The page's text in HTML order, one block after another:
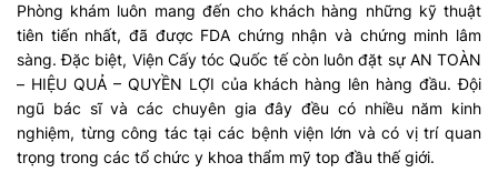
Phòng khám luôn mang đến cho khách hàng những kỹ thuật
tiên tiến nhất, đã được FDA chứng nhận và chứng minh lâm
sàng. Đặc biệt, Viện Cấy tóc Quốc tế còn luôn đặt sự AN TOÀN
– HIỆU QUẢ – QUYỀN LỢI của khách hàng lên hàng đầu. Đội
ngũ bác sĩ và các chuyên gia đây đều có nhiều năm kinh
nghiệm, từng công tác tại các bệnh viện lớn và có vị trí quan
trọng trong các tổ chức y khoa thẩm mỹ top đầu thế giới.